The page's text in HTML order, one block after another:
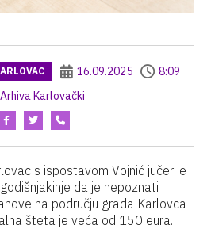
16.09.2025
8:09
Arhiva Karlovački
s ispostavom Vojnić jučer je
da je nepoznati
na području grada Karlovca
šteta je veća od 150 eura.